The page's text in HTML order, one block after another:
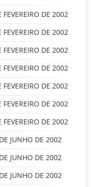
DE 2002
DE 2002
DE 2002
DE 2002
DE 2002
DE 2002
DE 2002
JUNHO DE 2002
JUNHO DE 2002
JUNHO DE 2002